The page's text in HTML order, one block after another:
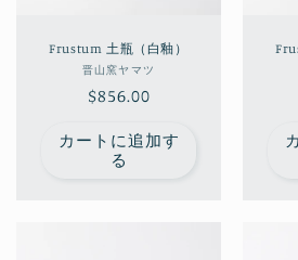
Frustum 土瓶（白釉）
販
売
晋山窯ヤマツ
通
価
$856.00
カートに追加す
る